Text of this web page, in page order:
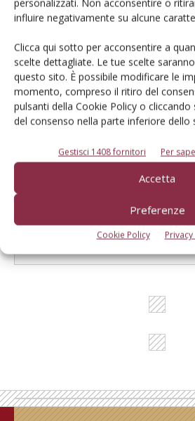
personalizzati. Non acconsentire o
influire negativamente su alcune
Clicca qui sotto per acconsentire a
scelte dettagliate. Le tue scelte
questo sito. È possibile modificare le
momento, compreso il ritiro del
pulsanti della Cookie Policy o
del consenso nella parte inferiore dello
Gestisci 1408 fornitori Per
Accetta
Preferenze
Cookie Policy
Catalogo Aziende
Un modo semplice per cercare
prodotto!
Cerca adesso
I consigli di Terra e Vita
Cerca adesso